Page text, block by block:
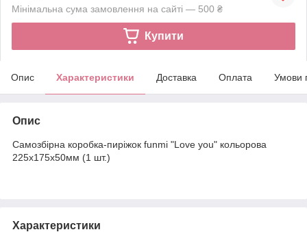
Мінімальна сума замовлення на сайті — 500 ₴
Купити
Опис Характеристики Доставка Оплата Умови
Опис
Самозбірна коробка-пиріжок funmi "Love you" кольорова
225х175х50мм (1 шт.)
Характеристики